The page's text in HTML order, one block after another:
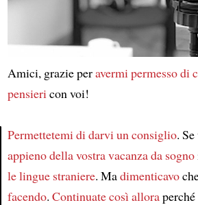
Article
Amici, grazie peravermi permesso di
pensiericon voi!
Permettetemi di darvi un consiglio.
appienodella vostra vacanza da sogno
le lingue straniere. Madimenticavo
facendo. Continuate cosìalloraperché